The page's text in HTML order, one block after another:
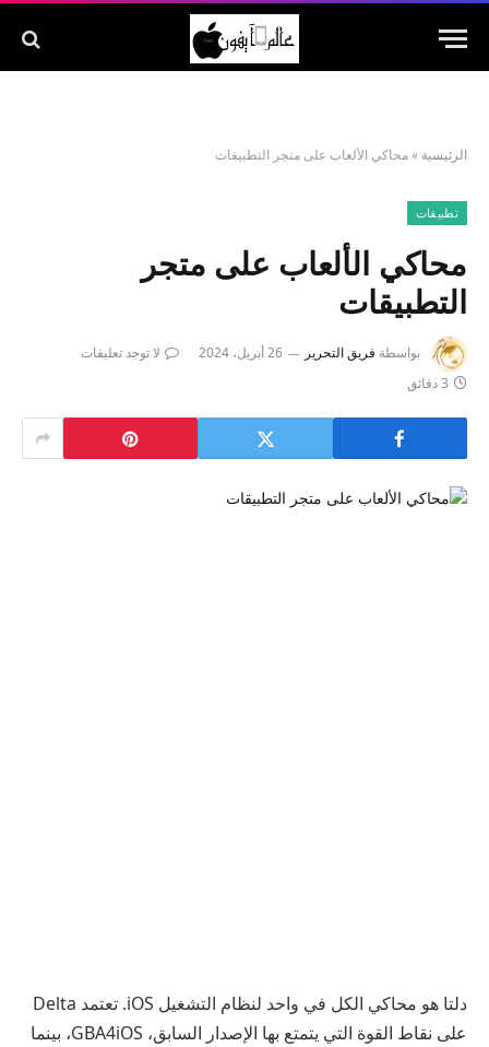
الرئيسية »محاكي الألعاب على متجر التطبيقات
تطبيقات
محاكي الألعاب على متجر
التطبيقات
بواسطة فريق التحرير 26 أبريل، 2024
لا توجد تعليقات
3 دقائق
دلتا هو محاكي الكل في واحد لنظام التشغيل iOS. تعتمد Delta
على نقاط القوة التي يتمتع بها الإصدار السابق، GBA4iOS، بينما